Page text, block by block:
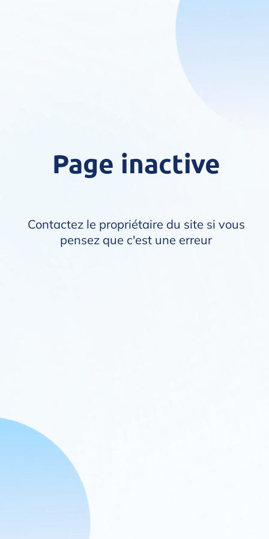
Page inactive
Contactez le propriétaire du site si vous
pensez que c'est une erreur